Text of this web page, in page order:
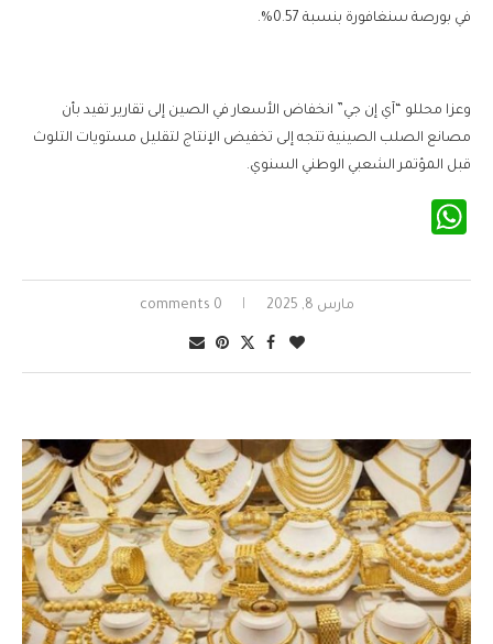
في بورصة سنغافورة بنسبة 0.57%.
وعزا محللو “آي إن جي” انخفاض الأسعار في الصين إلى تقارير تفيد بأن
مصانع الصلب الصينية تتجه إلى تخفيض الإنتاج لتقليل مستويات التلوث
قبل المؤتمر الشعبي الوطني السنوي.
مارس 8, 2025 0 comments